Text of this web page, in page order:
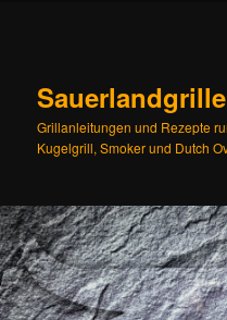
Grillanleitungen und Rezepte
Kugelgrill, Smoker und Dutch